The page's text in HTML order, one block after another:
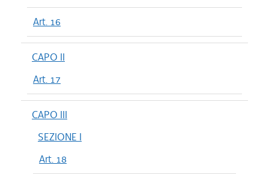
Art. 16
CAPO II
Art. 17
CAPO III
SEZIONE I
Art. 18